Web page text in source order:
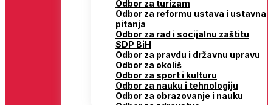
Odbor za turizam
Odbor za reformu ustava i ustavna
pitanja
Odbor za rad i socijalnu zaštitu
SDP BiH
Odbor za pravdu i državnu upravu
Odbor za okoliš
Odbor za sport i kulturu
Odbor za nauku i tehnologiju
Odbor za obrazovanje i nauku